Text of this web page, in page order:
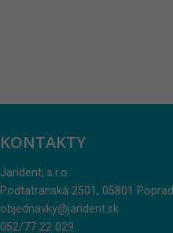
KONTAKTY
Jarident, s.r.o.
Podtatranská 2501, 05801 Poprad
objednavky@jarident.sk
052/77 22 029